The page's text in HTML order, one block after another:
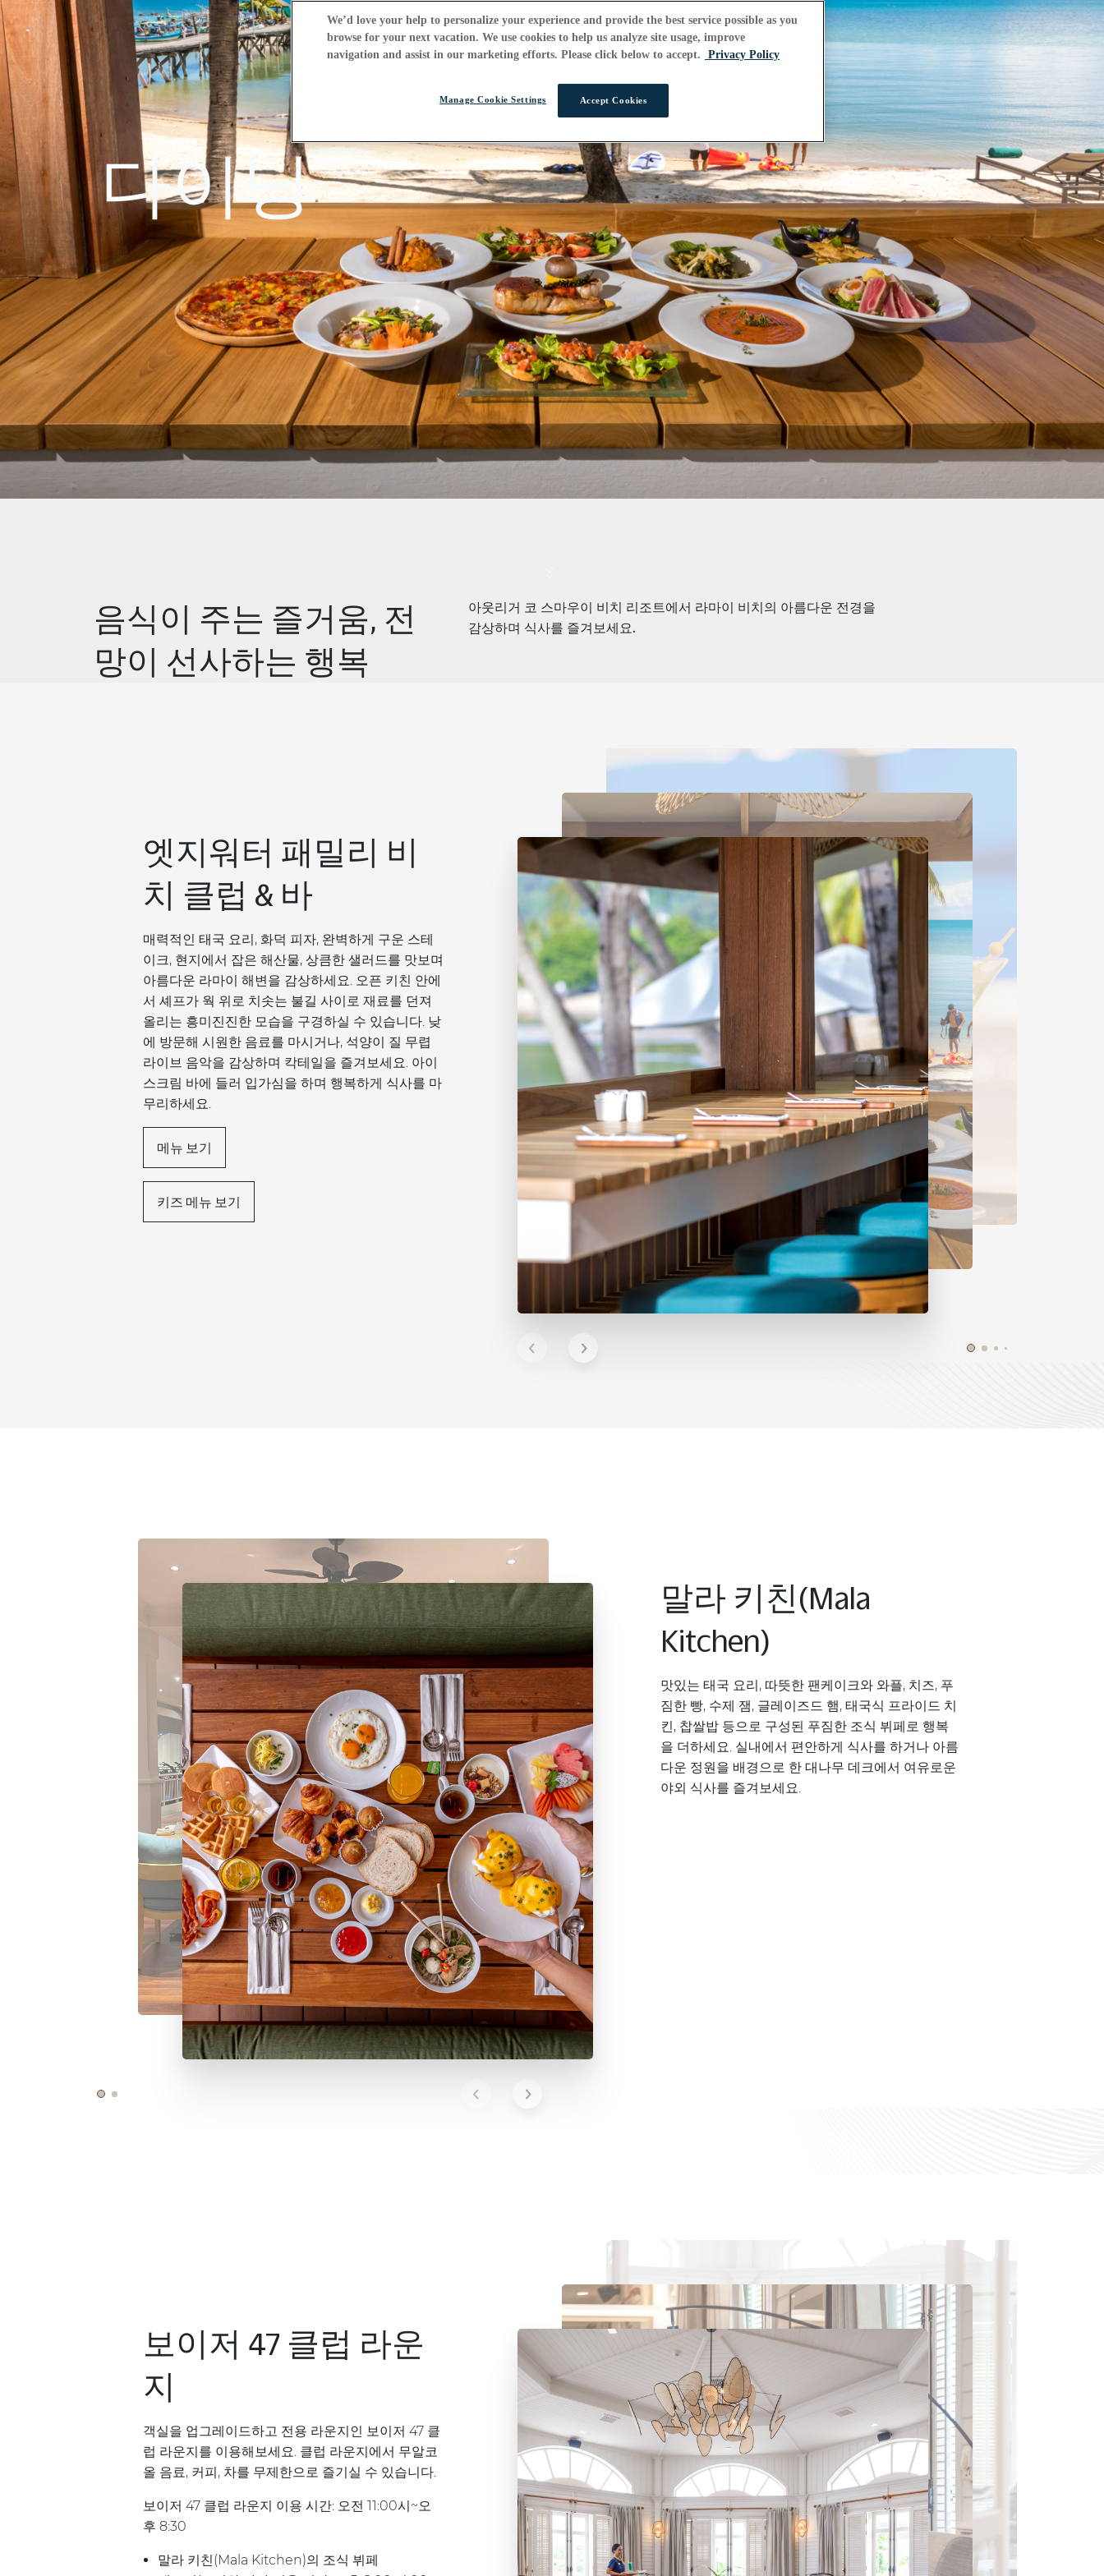
다이닝
음식이 주는 즐거움, 전
망이 선사하는 행복
아웃리거 코 스마우이 비치 리조트에서 라마이 비치의 아름다운 전경을
감상하며 식사를 즐겨보세요.
엣지워터 패밀리 비
치 클럽 & 바
매력적인 태국 요리, 화덕 피자, 완벽하게 구운 스테
이크, 현지에서 잡은 해산물, 상큼한 샐러드를 맛보며
아름다운 라마이 해변을 감상하세요. 오픈 키친 안에
서 셰프가 웍 위로 치솟는 불길 사이로 재료를 던져
올리는 흥미진진한 모습을 구경하실 수 있습니다. 낮
에 방문해 시원한 음료를 마시거나, 석양이 질 무렵
라이브 음악을 감상하며 칵테일을 즐겨보세요. 아이
스크림 바에 들러 입가심을 하며 행복하게 식사를 마
무리하세요.
메뉴 보기
키즈 메뉴 보기
말라 키친(Mala
Kitchen)
맛있는 태국 요리, 따뜻한 팬케이크와 와플, 치즈, 푸
짐한 빵, 수제 잼, 글레이즈드 햄, 태국식 프라이드 치
킨, 찹쌀밥 등으로 구성된 푸짐한 조식 뷔페로 행복
을 더하세요. 실내에서 편안하게 식사를 하거나 아름
다운 정원을 배경으로 한 대나무 데크에서 여유로운
야외 식사를 즐겨보세요.
보이저 47 클럽 라운
지
객실을 업그레이드하고 전용 라운지인 보이저 47 클
럽 라운지를 이용해보세요. 클럽 라운지에서 무알코
올 음료, 커피, 차를 무제한으로 즐기실 수 있습니다.
보이저 47 클럽 라운지 이용 시간: 오전 11:00시~오
후 8:30
말라 키친(Mala Kitchen)의 조식 뷔페
We’d love your help to personalize your experience and provide the best service possible as you
browse for your next vacation. We use cookies to help us analyze site usage, improve
navigation and assist in our marketing efforts. Please click below to accept.
Privacy Policy
Accept Cookies
Manage Cookie Settings